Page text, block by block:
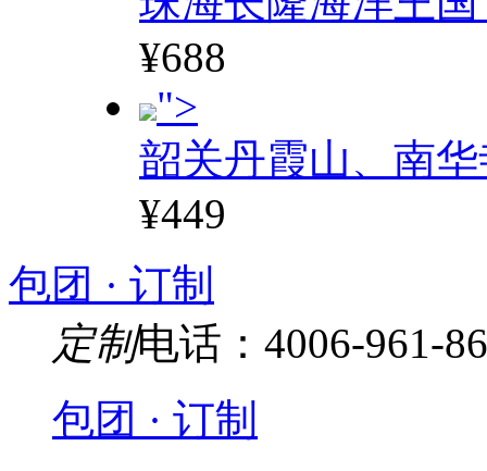
¥688
">
韶关丹霞山、南
¥449
包团 · 订制
定制电话：4006-961-
包团 · 订制